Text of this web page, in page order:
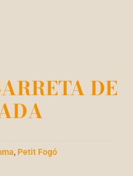
DE
, Petit Fogó